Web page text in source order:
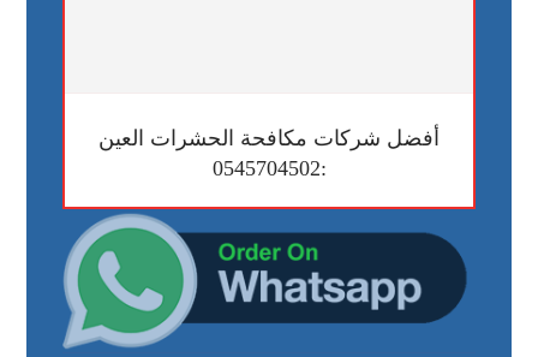
أفضل شركات مكافحة الحشرات العين
:0545704502